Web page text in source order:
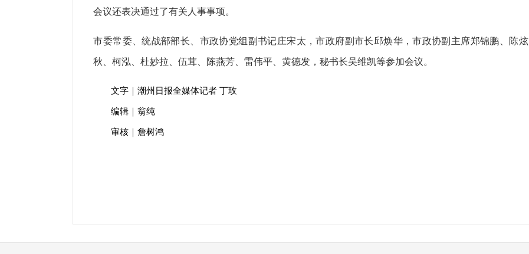
会议还表决通过了有关人事事项。
市委常委、统战部部长、市政协党组副书记庄宋太，市政府副市长邱焕华，市政协副主席郑锦鹏、陈炫
秋、柯泓、杜妙拉、伍茸、陈燕芳、雷伟平、黄德发，秘书长吴维凯等参加会议。
文字｜潮州日报全媒体记者 丁玫
编辑｜翁纯
审核｜詹树鸿